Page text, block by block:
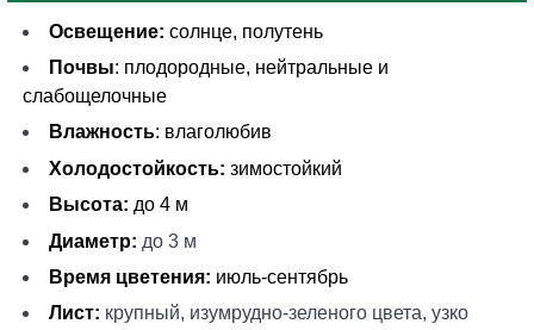
Освещение:солнце, полутень
Почвы: плодородные, нейтральные и
слабощелочные
Влажность: влаголюбив
Холодостойкость: зимостойкий
Высота: до 4 м
Диаметр: до 3 м
Время цветения: июль-сентябрь
Лист: крупный, изумрудно-зеленого цвета, узко